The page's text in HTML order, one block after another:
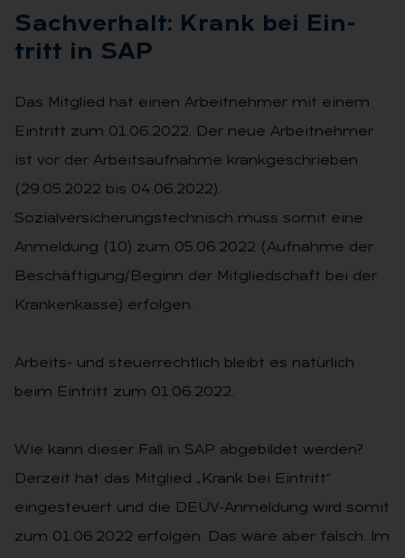
Sach­ver­halt: Krank bei Ein­
tritt in SAP
Das Mitglied hat einen Arbeitnehmer mit einem
Eintritt zum 01.06.2022. Der neue Arbeitnehmer
ist vor der Arbeitsaufnahme krankgeschrieben
(29.05.2022 bis 04.06.2022).
Sozialversicherungstechnisch muss somit eine
Anmeldung (10) zum 05.06.2022 (Aufnahme der
Beschäftigung/Beginn der Mitgliedschaft bei der
Krankenkasse) erfolgen.
Arbeits- und steuerrechtlich bleibt es natürlich
beim Eintritt zum 01.06.2022.
Wie kann dieser Fall in SAP abgebildet werden?
Derzeit hat das Mitglied „Krank bei Eintritt“
eingesteuert und die DEÜV-Anmeldung wird somit
zum 01.06.2022 erfolgen. Das wäre aber falsch. Im